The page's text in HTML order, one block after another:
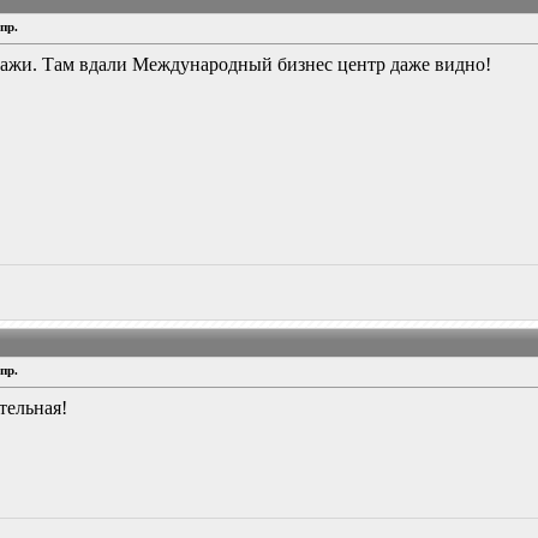
Там вдали Международный бизнес центр даже видно!